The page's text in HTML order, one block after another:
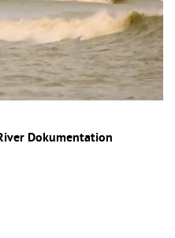
Dokumentation